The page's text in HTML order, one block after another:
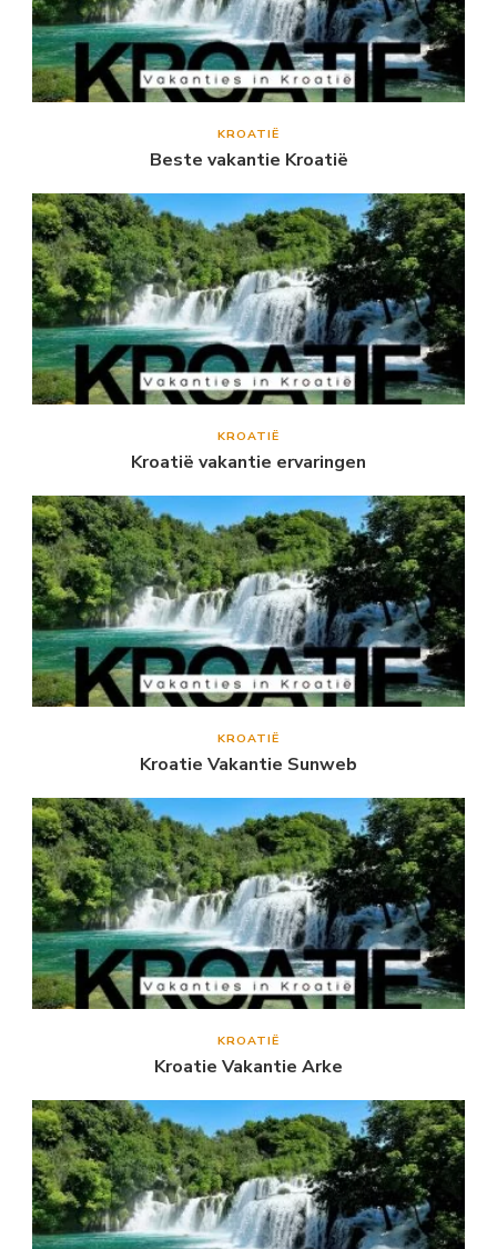
KROATIË
Beste vakantie Kroatië
KROATIË
Kroatië vakantie ervaringen
KROATIË
Kroatie Vakantie Sunweb
KROATIË
Kroatie Vakantie Arke